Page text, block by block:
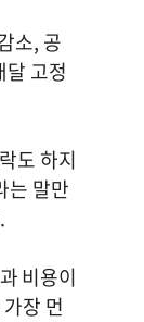
소, 공
고정
도 하지
는 말만
비용이
장 먼